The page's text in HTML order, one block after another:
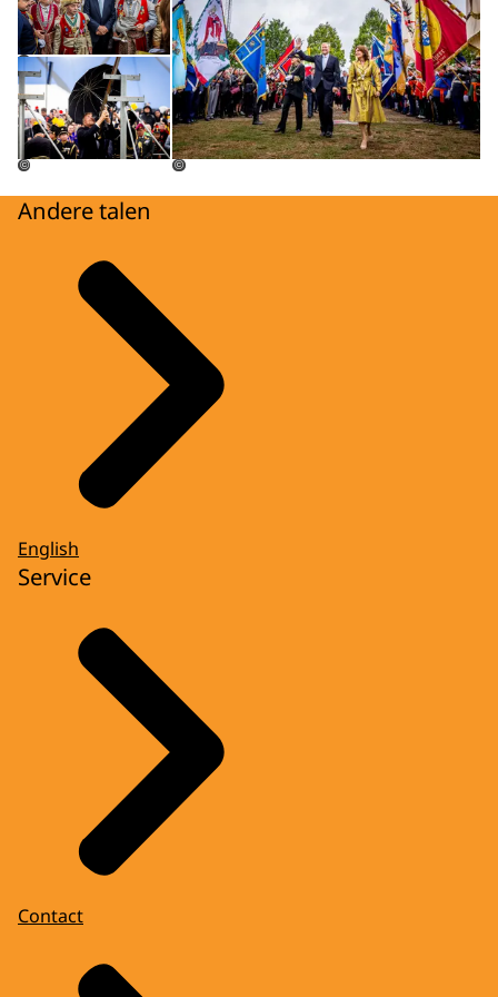
©
©
Open de galerij in vergrote weergave
©
Andere talen
English
Service
Contact